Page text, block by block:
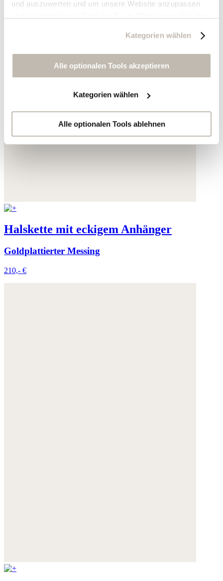
und auszuwerten und um unsere Website anzupassen
zu erstellen, um personalisierte Werbung auszuliefern,
Sie erneut mit Werbung anzusprechen sowie um unsere
Werbekampagnen auszuwerten ("Marketing").
Ihre Daten werden mit Dienstanbietern geteilt, die wir in
der Datenschutzerklärung genauer auflisten oder wenn
Sie auf "Kategorien wählen" klicken.
Indem Sie auf "Alle optionalen Tools akzeptieren" klicken,
die Zukunft widerrufen.
Weitere Informationen:Datenschutz,Impressum
Kategorien wählen
Alle optionalen Tools akzeptieren
Kategorien wählen
Alle optionalen Tools ablehnen
Halskette mit eckigem Anhänger
Goldplattierter Messing
210,- €